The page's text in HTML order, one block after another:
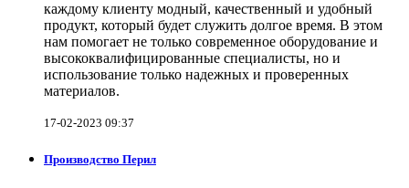
каждому клиенту модный, качественный и удобный
продукт, который будет служить долгое время. В этом
нам помогает не только современное оборудование и
высококвалифицированные специалисты, но и
использование только надежных и проверенных
материалов.
17-02-2023 09:37
Производство Перил